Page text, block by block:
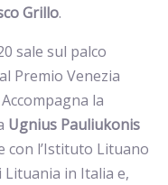
Grillo.
sale sul palco
Premio Venezia
la
Ugnius Pauliukonis
con l’Istituto Lituano
Lituania in Italia e,